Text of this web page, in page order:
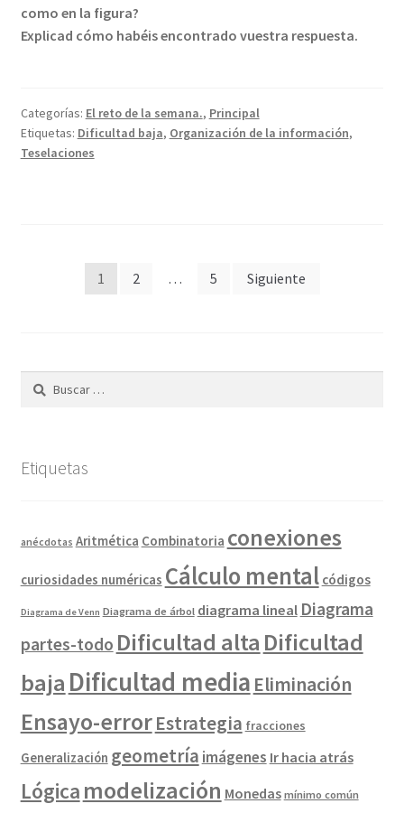
como en la figura?
Explicad cómo habéis encontrado vuestra respuesta.
Categorías: El reto de la semana., Principal
Etiquetas: Dificultad baja, Organización de la información,
Teselaciones
Paginación
1 2 … 5 Siguiente
Buscar:
Etiquetas
anécdotas Aritmética Combinatoria conexiones
curiosidades numéricas Cálculo mental códigos
Diagrama de Venn Diagrama de árbol diagrama lineal Diagrama
partes-todo Dificultad alta Dificultad
baja Dificultad media Eliminación
Ensayo-errorEstrategia fracciones
Generalización geometría imágenes Ir hacia atrás
Lógica modelización Monedas mínimo común